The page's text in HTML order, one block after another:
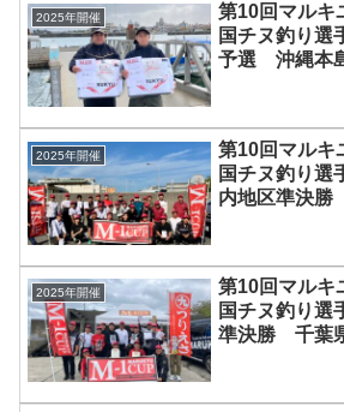
2025年開催
第10回マルキ
国チヌ釣り
予選 沖縄本
2025年開催
第10回マルキ
国チヌ釣り
内地区準決
2025年開催
第10回マルキ
国チヌ釣り
準決勝 千葉